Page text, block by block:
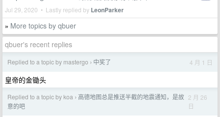
Jul 29, 2020 • Lastly replied by LeonParker
» More topics by qbuer
qbuer's recent replies
Replied to a topic by mastergo › 中奖了 4 月 1 日
皇帝的金锄头
Replied to a topic by koa › 高德地图总是推送半截的地震通知，是故
意的吧
2 月 26
日